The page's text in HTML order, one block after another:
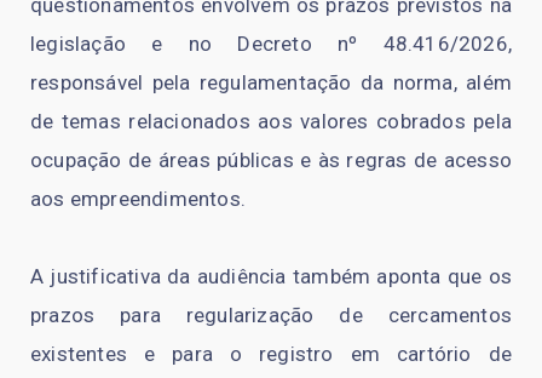
legislação e no Decreto nº 48.416/2026,
responsável pela regulamentação da norma, além
de temas relacionados aos valores cobrados pela
ocupação de áreas públicas e às regras de acesso
aos empreendimentos.
A justificativa da audiência também aponta que os
prazos para regularização de cercamentos
existentes e para o registro em cartório de